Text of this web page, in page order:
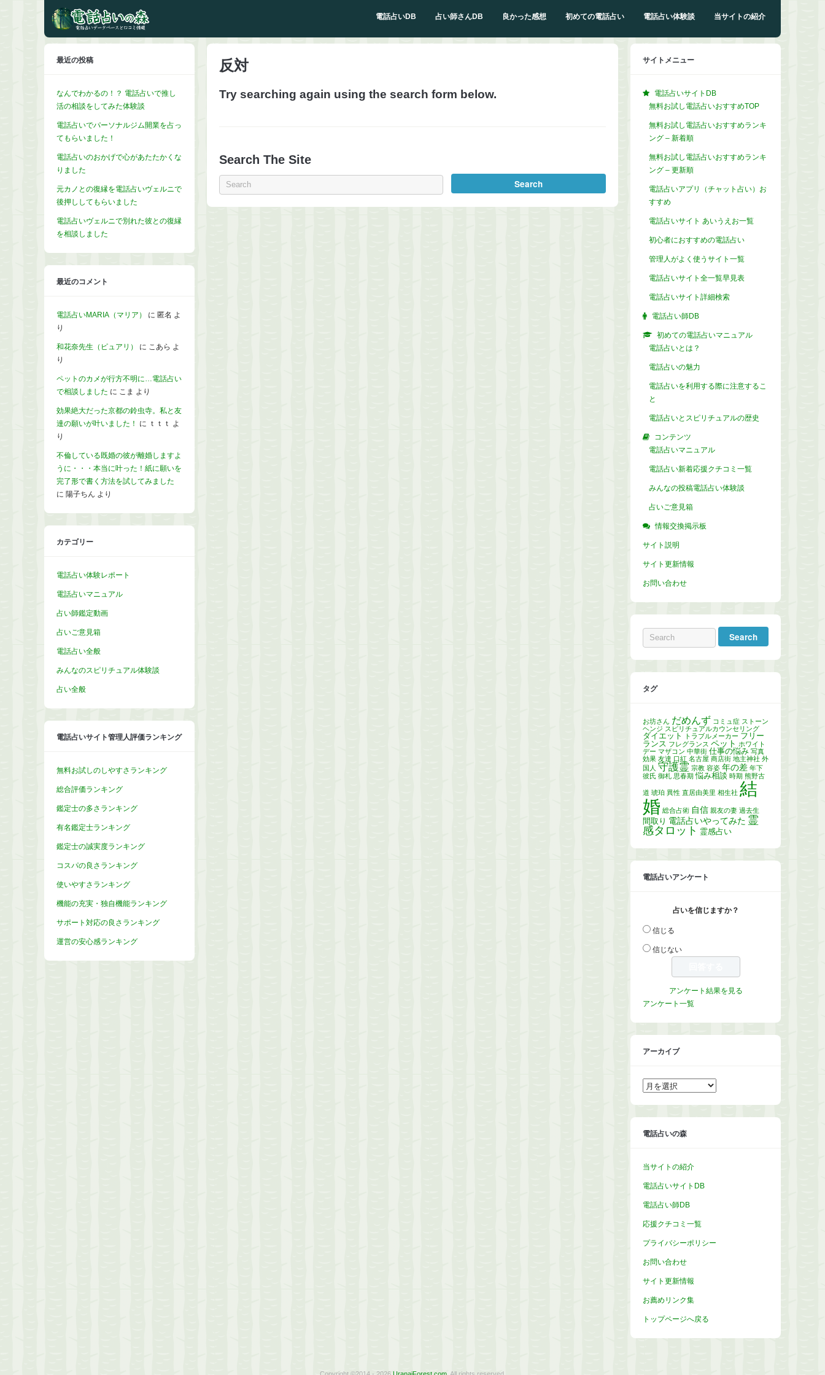
電話占いDB 占い師さんDB 良かった感想 初めての電話占い 電話占い体験談 当サイトの紹介
反対
Try searching again using the search form below.
Search The Site
最近の投稿
なんでわかるの！？ 電話占いで推し
活の相談をしてみた体験談
電話占いでパーソナルジム開業を占っ
てもらいました！
電話占いのおかげで心があたたかくな
りました
元カノとの復縁を電話占いヴェルニで
後押ししてもらいました
電話占いヴェルニで別れた彼との復縁
を相談しました
最近のコメント
電話占いMARIA（マリア） に 匿名 よ
り
和花奈先生（ピュアリ） に こあら よ
り
ペットのカメが行方不明に…電話占い
で相談しました に こま より
効果絶大だった京都の鈴虫寺。私と友
達の願いが叶いました！
に ｔｔｔ よ
り
不倫している既婚の彼が離婚しますよ
うに・・・本当に叶った！紙に願いを
完了形で書く方法を試してみました
に 陽子ちん より
カテゴリー
電話占い体験レポート
電話占いマニュアル
占い師鑑定動画
占いご意見箱
電話占い全般
みんなのスピリチュアル体験談
占い全般
電話占いサイト管理人評価ランキング
無料お試しのしやすさランキング
総合評価ランキング
鑑定士の多さランキング
有名鑑定士ランキング
鑑定士の誠実度ランキング
コスパの良さランキング
使いやすさランキング
機能の充実・独自機能ランキング
サポート対応の良さランキング
運営の安心感ランキング
サイトメニュー
電話占いサイトDB
無料お試し電話占いおすすめTOP
無料お試し電話占いおすすめランキ
ング – 新着順
無料お試し電話占いおすすめランキ
ング – 更新順
電話占いアプリ（チャット占い）お
すすめ
電話占いサイト あいうえお一覧
初心者におすすめの電話占い
管理人がよく使うサイト一覧
電話占いサイト全一覧早見表
電話占いサイト詳細検索
電話占い師DB
初めての電話占いマニュアル
電話占いとは？
電話占いの魅力
電話占いを利用する際に注意するこ
と
電話占いとスピリチュアルの歴史
コンテンツ
電話占いマニュアル
電話占い新着応援クチコミ一覧
みんなの投稿電話占い体験談
占いご意見箱
情報交換掲示板
サイト説明
サイト更新情報
お問い合わせ
タグ
お坊さん だめんず コミュ症 ストーン
ヘンジ スピリチュアルカウンセリング
ダイエット トラブルメーカー フリー
ランス フレグランス ペット ホワイト
デー マザコン 中華街 仕事の悩み 写真
効果 友達 口紅 名古屋 商店街 地主神社 外
国人 守護霊 宗教 容姿 年の差 年下
彼氏 御札 思春期 悩み相談 時期 熊野古
道 琥珀 異性 直居由美里 相生社 結
婚 総合占術 自信 親友の妻 過去生
間取り 電話占いやってみた 霊
感タロット 霊感占い
電話占いアンケート
占いを信じますか？
信じる
信じない
アンケート結果を見る
アンケート一覧
アーカイブ
ア
ー
イ
電話占いの森
当サイトの紹介
電話占いサイトDB
電話占い師DB
応援クチコミ一覧
プライバシーポリシー
お問い合わせ
サイト更新情報
お薦めリンク集
トップページへ戻る